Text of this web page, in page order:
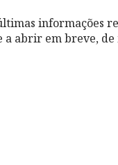
informações
a abrir em breve,